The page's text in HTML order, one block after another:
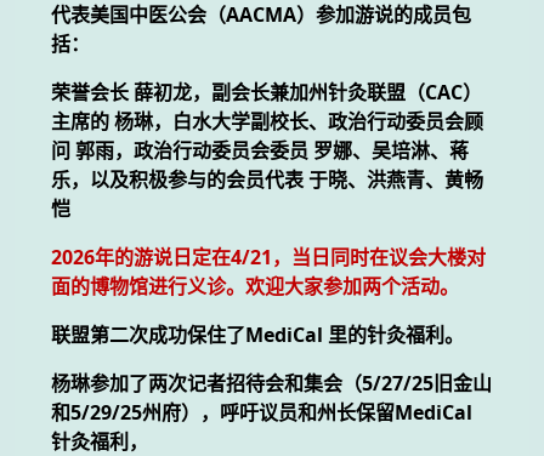
代表美国中医公会（AACMA）参加游说的成员包
括：
荣誉会长 薛初龙，副会长兼加州针灸联盟（CAC）
主席的 杨琳，白水大学副校长、政治行动委员会顾
问 郭雨，政治行动委员会委员 罗娜、吴培淋、蒋
乐，以及积极参与的会员代表 于晓、洪燕青、黄畅
恺
2026年的游说日定在4/21，当日同时在议会大楼对
面的博物馆进行义诊。欢迎大家参加两个活动。
联盟第二次成功保住了MediCal 里的针灸福利。
杨琳参加了两次记者招待会和集会（5/27/25旧金山
和5/29/25州府），呼吁议员和州长保留MediCal
针灸福利，